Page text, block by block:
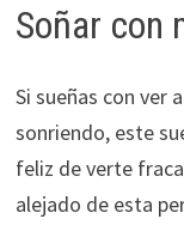
Soñar con
Si sueñas con ver
sonriendo, este
feliz de verte
alejado de esta